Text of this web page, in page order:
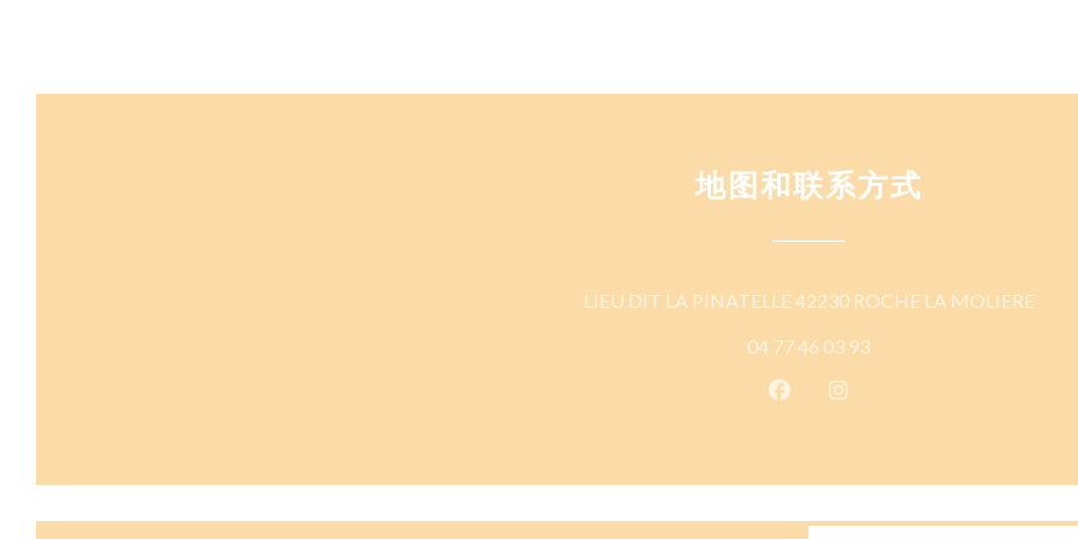
地图和联系方式
LIEU DIT LA PINATELLE 42230 ROCHE LA MOLIERE((在
04 77 46 03 93
Facebook ((在新窗口中打开))
Instagram ((在新窗口中打